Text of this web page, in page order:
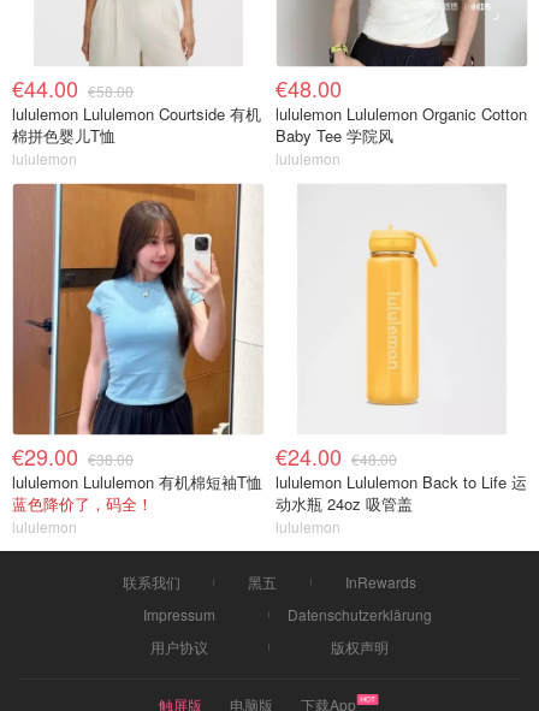
€44.00 €58.00
lululemon Lululemon Courtside 有机
棉拼色婴儿T恤
lululemon
€48.00
lululemon Lululemon Organic Cotton
Baby Tee 学院风
lululemon
€29.00 €38.00
lululemon Lululemon 有机棉短袖T恤
蓝色降价了，码全！
lululemon
€24.00 €48.00
lululemon Lululemon Back to Life 运
动水瓶 24oz 吸管盖
lululemon
联系我们 黑五
InRewards
Impressum
Datenschutzerklärung
用户协议
版权声明
触屏版 电脑版 下载App